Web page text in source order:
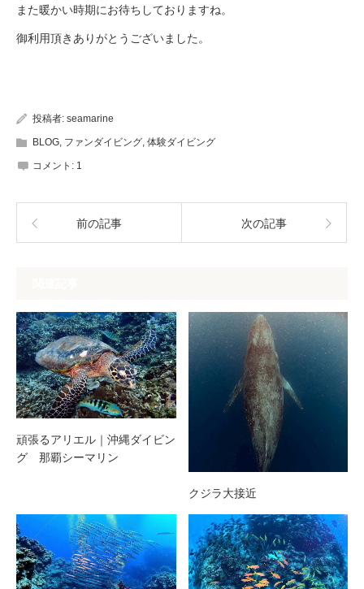
また暖かい時期にお待ちしておりますね。
御利用頂きありがとうございました。
投稿者: seamarine
BLOG, ファンダイビング, 体験ダイビング
コメント: 1
前の記事 次の記事
頑張るアリエル｜沖縄ダイビン
グ 那覇シーマリン
クジラ大接近